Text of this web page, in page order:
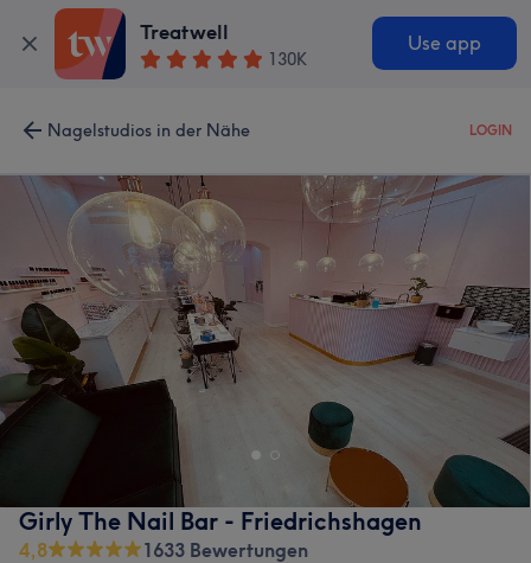
Treatwell
130K
Use app
Nagelstudios in der Nähe LOGIN
Girly The Nail Bar - Friedrichshagen
4,8
1633 Bewertungen